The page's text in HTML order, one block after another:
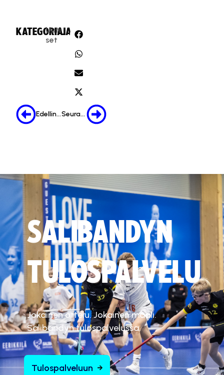
KATEGORIA:
Uuti
set
JAA:
Edellinen Seuraava
SALIBANDYN
TULOSPALVELU
Jokainen ottelu. Jokainen maali.
Salibandyn tulospalvelussa.
Tulospalveluun